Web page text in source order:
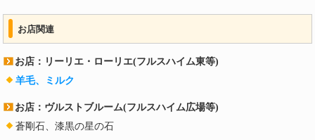
お店関連
お店：リーリエ・ローリエ(フルスハイム東等)
羊毛、ミルク
お店：ヴルストブルーム(フルスハイム広場等)
蒼剛石、漆黒の星の石